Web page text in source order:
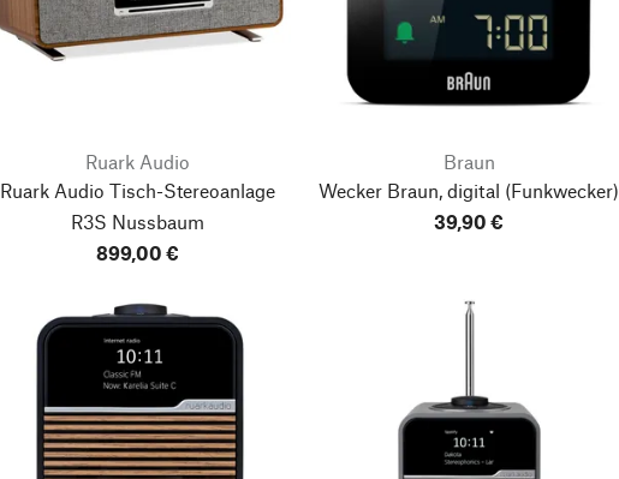
Ruark Audio
Ruark Audio Tisch-Stereoanlage
R3S Nussbaum
899,00 €
Braun
Wecker Braun, digital (Funkwecker)
39,90 €